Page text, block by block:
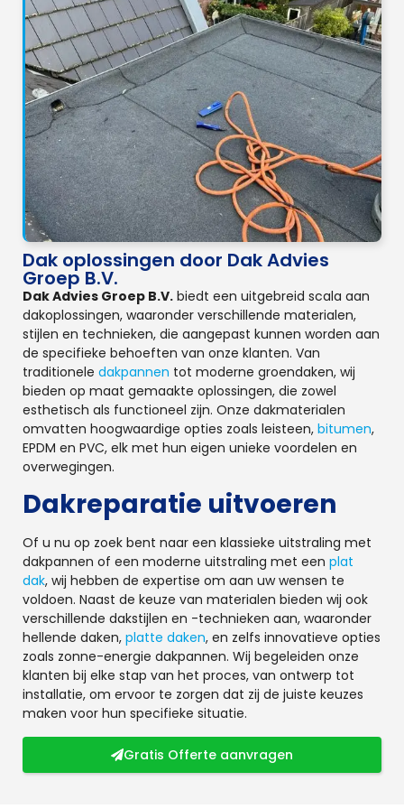
Dak oplossingen door Dak Advies
Groep B.V.
Dak Advies Groep B.V. biedt een uitgebreid scala aan
dakoplossingen, waaronder verschillende materialen,
stijlen en technieken, die aangepast kunnen worden aan
de specifieke behoeften van onze klanten. Van
traditionele dakpannen tot moderne groendaken, wij
bieden op maat gemaakte oplossingen, die zowel
esthetisch als functioneel zijn. Onze dakmaterialen
omvatten hoogwaardige opties zoals leisteen, bitumen,
EPDM en PVC, elk met hun eigen unieke voordelen en
overwegingen.
Dakreparatie uitvoeren
Of u nu op zoek bent naar een klassieke uitstraling met
dakpannen of een moderne uitstraling met een plat
dak, wij hebben de expertise om aan uw wensen te
voldoen. Naast de keuze van materialen bieden wij ook
verschillende dakstijlen en -technieken aan, waaronder
hellende daken, platte daken, en zelfs innovatieve opties
zoals zonne-energie dakpannen. Wij begeleiden onze
klanten bij elke stap van het proces, van ontwerp tot
installatie, om ervoor te zorgen dat zij de juiste keuzes
maken voor hun specifieke situatie.
Gratis Offerte aanvragen